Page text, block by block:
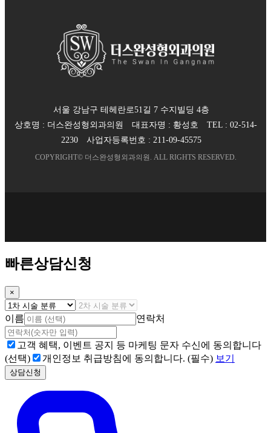
서울 강남구 테헤란로51길 7 수지빌딩 4층
상호명 : 더스완성형외과의원 대표자명 : 황성호 TEL : 02-514-
2230
사업자등록번호 : 211-09-45575
COPYRIGHT© 더스완성형외과의원 . ALL RIGHTS RESERVED.
빠른상담신청
×
이름 연락처
고객 혜택, 이벤트 공지 등 마케팅 문자 수신에 동의합니다
(선택)
개인정보 취급방침에 동의합니다. (필수) 보기
상담신청